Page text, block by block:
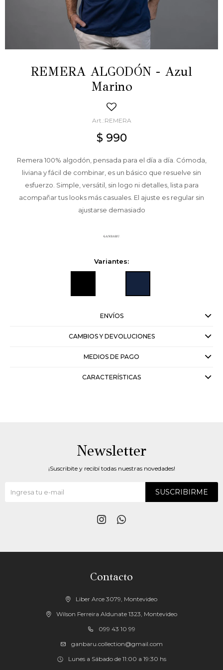
REMERA ALGODÓN - Azul
Marino
REMERA
$ 990
Remera 100% algodón, pensada para el día a día. Cómoda,
liviana y fácil de combinar, es un básico que resuelve sin
esfuerzo. Simple, versátil, sin logo ni detalles, lista para
acompañar tus looks más casuales. El ajuste es regular sin
ajustarse demasiado
Variantes:
ENVÍOS
CAMBIOS Y DEVOLUCIONES
MEDIOS DE PAGO
CARACTERÍSTICAS
Contacto
Liber Arce 3079, Montevideo
Wilson Ferreira Aldunate 1323, Montevideo
099 43 10 99
ganbaru.collection@gmail.com
Lunes a Sábado de 11:00 a 19:30 hs
Newsletter
¡Suscribite y recibí todas nuestras novedades!
SUSCRIBIRME
 